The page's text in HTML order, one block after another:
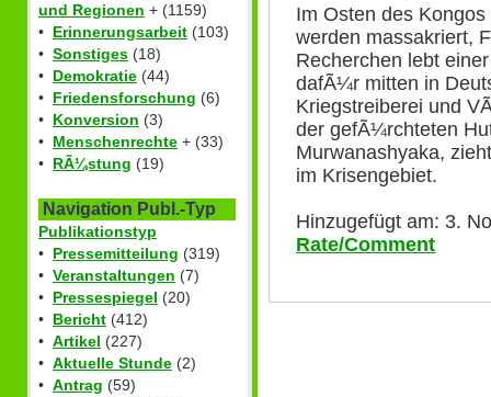
und Regionen + (1159)
• Erinnerungsarbeit (103)
• Sonstiges (18)
• Demokratie (44)
• Friedensforschung (6)
• Konversion (3)
• Menschenrechte + (33)
• RÃ¼stung (19)
Navigation Publ.-Typ
Publikationstyp
• Pressemitteilung (319)
• Veranstaltungen (7)
• Pressespiegel (20)
• Bericht (412)
• Artikel (227)
• Aktuelle Stunde (2)
• Antrag (59)
Im Osten des
werden massakriert,
Recherchen lebt
dafÃ¼r mitten in
Kriegstreiberei und
der gefÃ¼rchteten
Murwanashyaka,
im Krisengebiet.
Hinzugefügt am: 3.
Rate/Comment